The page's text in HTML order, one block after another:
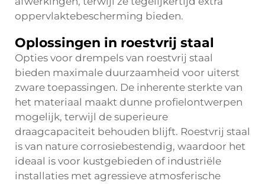
oppervlaktebescherming bieden.
Oplossingen in roestvrij staal
Opties voor drempels van roestvrij staal
bieden maximale duurzaamheid voor uiterst
zware toepassingen. De inherente sterkte van
het materiaal maakt dunne profielontwerpen
mogelijk, terwijl de superieure
draagcapaciteit behouden blijft. Roestvrij staal
is van nature corrosiebestendig, waardoor het
ideaal is voor kustgebieden of industriële
installaties met agressieve atmosferische